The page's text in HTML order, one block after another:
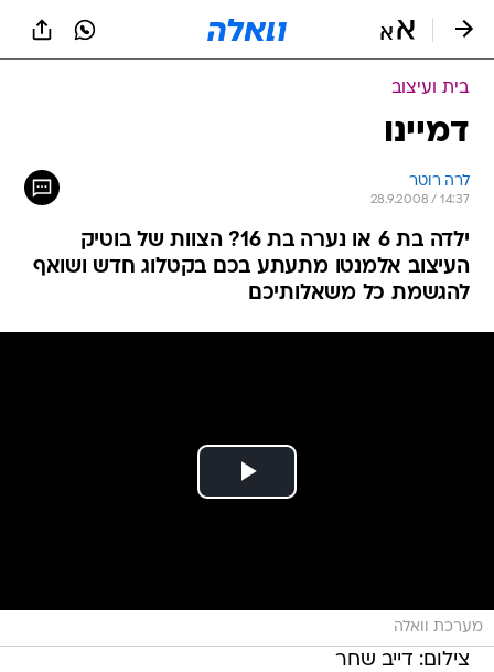
בית ועיצוב
דמיינו
לרה רוטר
28.9.2008 / 14:37
ילדה בת 6 או נערה בת 16? הצוות של בוטיק
העיצוב אלמנטו מתעתע בכם בקטלוג חדש ושואף
להגשמת כל משאלותיכם
מערכת וואלה
צילום: דייב שחר